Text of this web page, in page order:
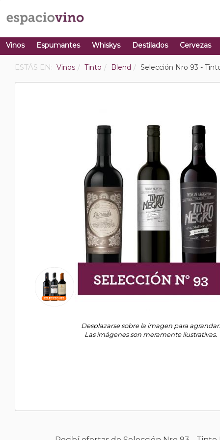
Vinos Espumantes Whiskys Destilados Cervezas
ESTÁS EN: Vinos Tinto Blend Selección Nro 93 -
Desplazarse sobre la imagen para agrandar.
Las imágenes son meramente ilustrativas.